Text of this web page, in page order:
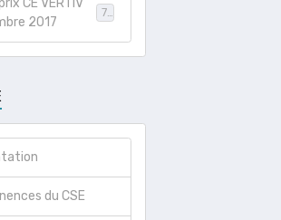
CE VERTIV
2017
78
du CSE